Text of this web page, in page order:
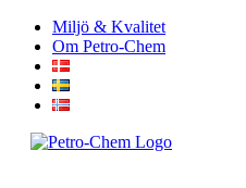
Skip
content
Miljö & Kvalitet
Om Petro-Chem